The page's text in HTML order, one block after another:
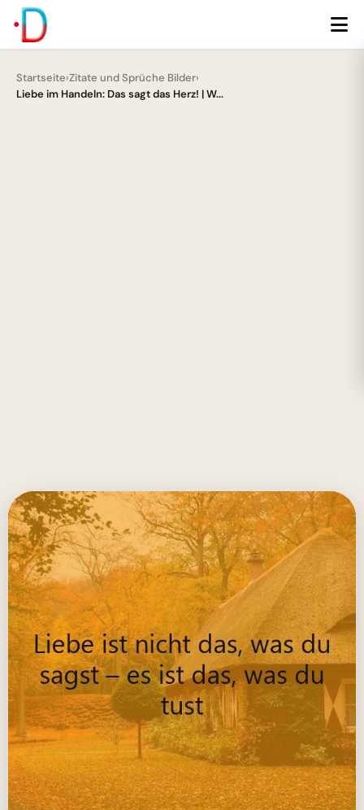
Startseite›Zitate und Sprüche Bilder›
Liebe im Handeln: Das sagt das Herz! | W...